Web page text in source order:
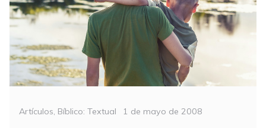
Categories
Artículos, Bíblico: Textual
Posted
1 de mayo de 2008